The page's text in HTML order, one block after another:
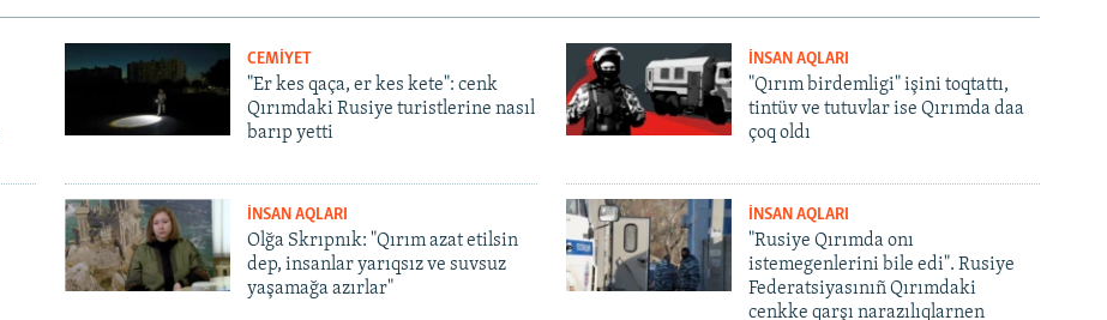
CEMİYET
"Er kes qaça, er kes kete": cenk
Qırımdaki Rusiye turistlerine nasıl
barıp yetti
İNSAN AQLARI
"Qırım birdemligi" işini toqtattı,
tintüv ve tutuvlar ise Qırımda daa
çoq oldı
İNSAN AQLARI
Olğa Skrıpnık: "Qırım azat etilsin
dep, insanlar yarıqsız ve suvsuz
yaşamağa azırlar"
İNSAN AQLARI
"Rusiye Qırımda onı
istemegenlerini bile edi". Rusiye
Federatsiyasınıñ Qırımdaki
cenkke qarşı narazılıqlarnen